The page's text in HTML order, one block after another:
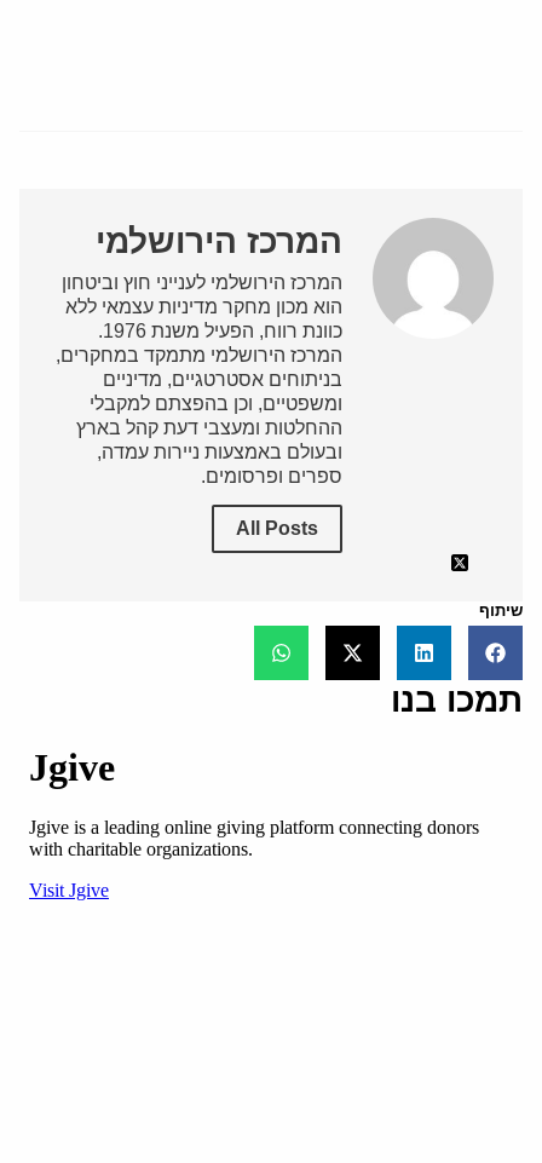
המרכז הירושלמי
המרכז הירושלמי לענייני חוץ וביטחון
הוא מכון מחקר מדיניות עצמאי ללא
כוונת רווח, הפעיל משנת 1976.
המרכז הירושלמי מתמקד במחקרים,
בניתוחים אסטרטגיים, מדיניים
ומשפטיים, וכן בהפצתם למקבלי
ההחלטות ומעצבי דעת קהל בארץ
ובעולם באמצעות ניירות עמדה,
ספרים ופרסומים.
All Posts
שיתוף
תמכו בנו